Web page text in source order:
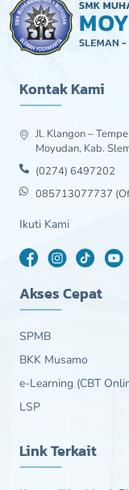
Kontak Kami
Jl. Klangon –
Moyudan, Kab.
(0274) 6497202
085713077737
Ikuti Kami
Akses Cepat
SPMB
BKK Musamo
e-Learning (CBT
LSP
Link Terkait